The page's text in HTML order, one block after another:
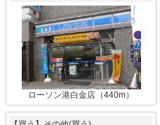
ローソン港白金店（440m）